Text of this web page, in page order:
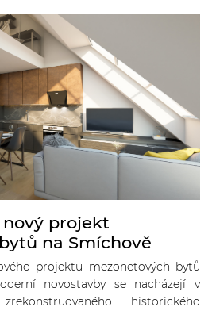
projekt
na Smíchově
projektu mezonetových bytů
novostavby se nacházejí v
historického